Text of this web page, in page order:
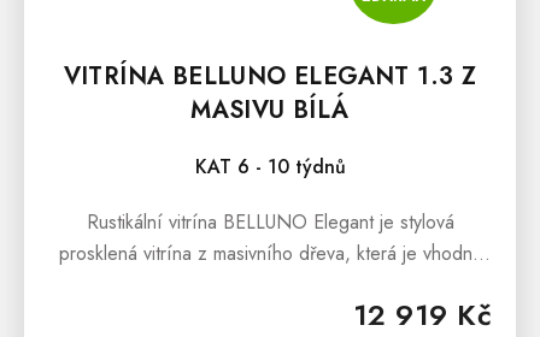
VITRÍNA BELLUNO ELEGANT 1.3 Z
MASIVU BÍLÁ
KAT 6 - 10 týdnů
12 919 Kč
Rustikální vitrína BELLUNO Elegant je stylová
prosklená vitrína z masivního dřeva, která je vhodná
Interiéry obohatí, oslní...